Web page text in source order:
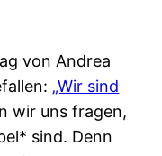
von Andrea
„Wir sind
wir uns fragen,
sind. Denn